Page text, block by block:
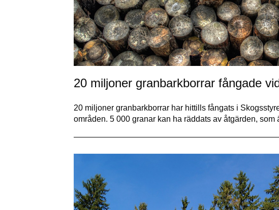
20 miljoner granbarkborrar fångade
20 miljoner granbarkborrar har hittills fångats i
områden. 5 000 granar kan ha räddats av åtgärden,